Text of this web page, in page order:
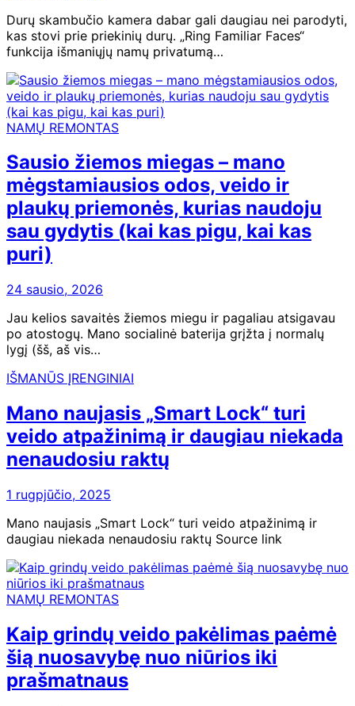
Durų skambučio kamera dabar gali daugiau nei parodyti,
kas stovi prie priekinių durų. „Ring Familiar Faces“
funkcija išmaniųjų namų privatumą…
NAMŲ REMONTAS
Sausio žiemos miegas – mano
mėgstamiausios odos, veido ir
plaukų priemonės, kurias naudoju
sau gydytis (kai kas pigu, kai kas
puri)
24 sausio, 2026
Jau kelios savaitės žiemos miegu ir pagaliau atsigavau
po atostogų. Mano socialinė baterija grįžta į normalų
lygį (šš, aš vis…
IŠMANŪS ĮRENGINIAI
Mano naujasis „Smart Lock“ turi
veido atpažinimą ir daugiau niekada
nenaudosiu raktų
1 rugpjūčio, 2025
Mano naujasis „Smart Lock“ turi veido atpažinimą ir
daugiau niekada nenaudosiu raktų Source link
NAMŲ REMONTAS
Kaip grindų veido pakėlimas paėmė
šią nuosavybę nuo niūrios iki
prašmatnaus